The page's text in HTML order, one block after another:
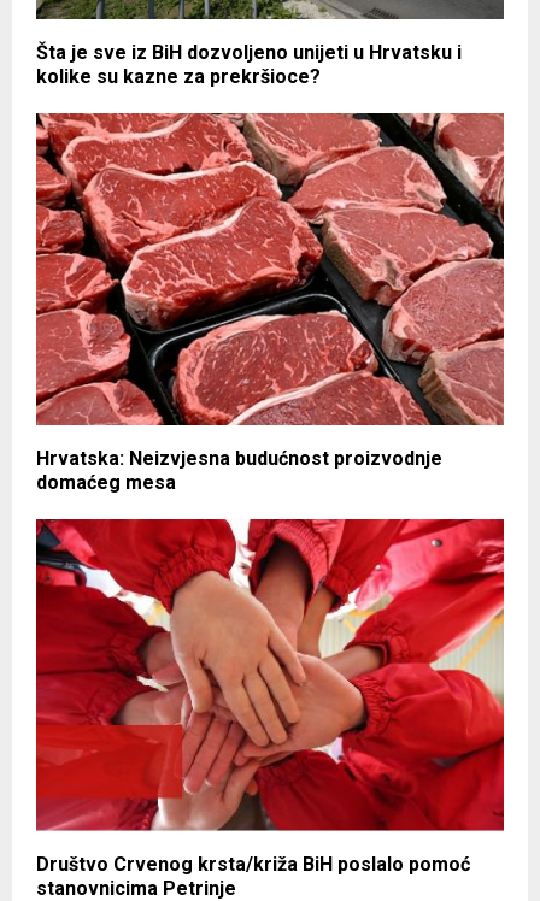
Šta je sve iz BiH dozvoljeno unijeti u Hrvatsku i
kolike su kazne za prekršioce?
Hrvatska: Neizvjesna budućnost proizvodnje
domaćeg mesa
Društvo Crvenog krsta/križa BiH poslalo pomoć
stanovnicima Petrinje